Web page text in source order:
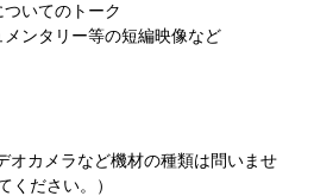
いてのトーク
ンタリー等の短編映像など
カメラなど機材の種類は問いませ
ください。）